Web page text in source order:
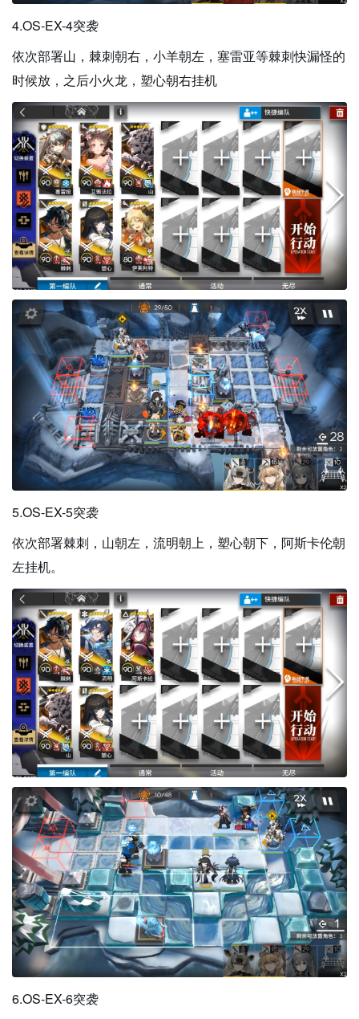
4.OS-EX-4突袭
依次部署山，棘刺朝右，小羊朝左，塞雷亚等棘刺快漏怪的
时候放，之后小火龙，塑心朝右挂机
5.OS-EX-5突袭
依次部署棘刺，山朝左，流明朝上，塑心朝下，阿斯卡伦朝
左挂机。
6.OS-EX-6突袭